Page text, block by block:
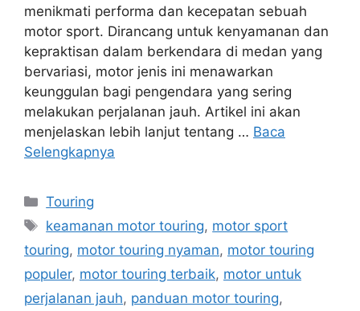
menikmati performa dan kecepatan sebuah
motor sport. Dirancang untuk kenyamanan dan
kepraktisan dalam berkendara di medan yang
bervariasi, motor jenis ini menawarkan
keunggulan bagi pengendara yang sering
melakukan perjalanan jauh. Artikel ini akan
menjelaskan lebih lanjut tentang … Baca
Selengkapnya
Kategori
Touring
Tag
keamanan motor touring, motor sport
touring, motor touring nyaman, motor touring
populer, motor touring terbaik, motor untuk
perjalanan jauh, panduan motor touring,